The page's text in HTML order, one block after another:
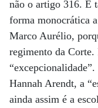
não o artigo 316. E
forma monocrática
Marco Aurélio,
regimento da Corte.
Hannah Arendt, a
ainda assim é a